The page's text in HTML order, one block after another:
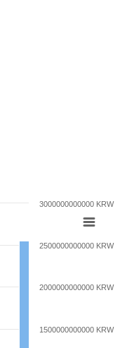
1500000000000 KRW
2000000000000 KRW
2500000000000 KRW
3000000000000 KRW